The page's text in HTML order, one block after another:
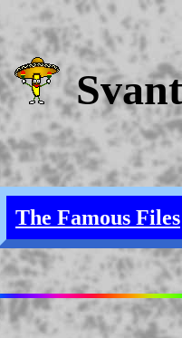
The Famous Files